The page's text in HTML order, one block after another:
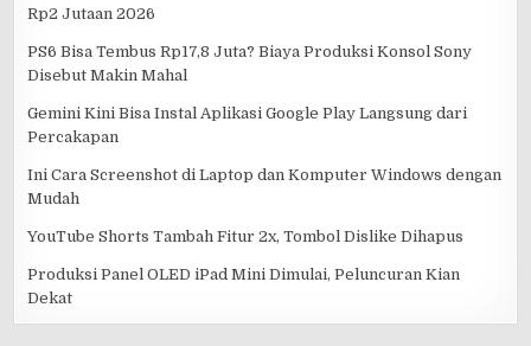
Rp2 Jutaan 2026
PS6 Bisa Tembus Rp17,8 Juta? Biaya Produksi Konsol Sony
Disebut Makin Mahal
Gemini Kini Bisa Instal Aplikasi Google Play Langsung dari
Percakapan
Ini Cara Screenshot di Laptop dan Komputer Windows dengan
Mudah
YouTube Shorts Tambah Fitur 2x, Tombol Dislike Dihapus
Produksi Panel OLED iPad Mini Dimulai, Peluncuran Kian
Dekat